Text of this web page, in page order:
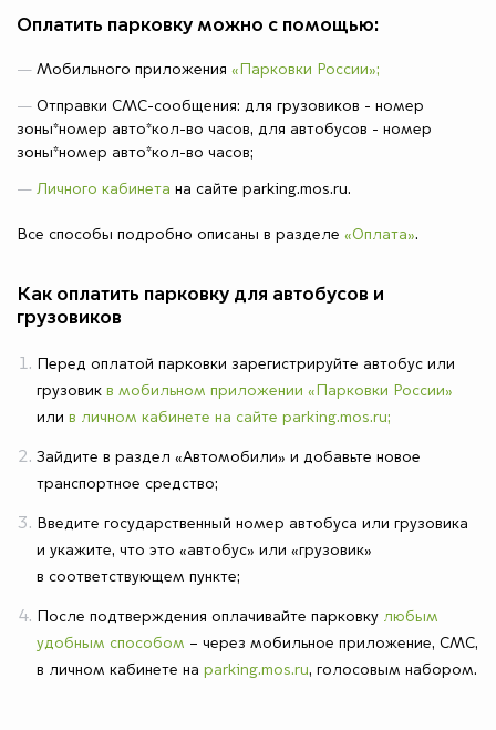
Оплатить парковку можно с помощью:
Мобильного приложения «Парковки России»​​;
Отправки СМС-сообщения: для грузовиков - номер
зоны*номер авто*кол-во часов, для автобусов - номер
зоны*номер авто*кол-во часов;
Личного кабинета на сайте parking.mos.ru.
Все способы подробно описаны в разделе «Оплата».
Как оплатить парковку для автобусов и
грузовиков
Перед оплатой парковки зарегистрируйте автобус или
грузовик в мобильном приложении «Парковки России»
или в личном кабинете на сайте parking.mos.ru;
Зайдите в раздел «Автомобили» и добавьте новое
транспортное средство;
Введите государственный номер автобуса или грузовика
и укажите, что это «автобус» или «грузовик»
в соответствующем пункте;
После подтверждения оплачивайте парковку любым
удобным способом – через мобильное приложение, СМС,
в личном кабинете на parking.mos.ru, голосовым набором.